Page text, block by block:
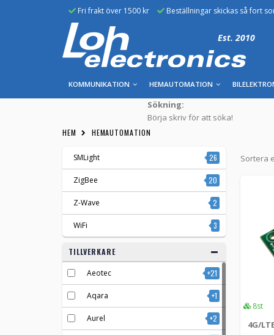
Fri frakt över 1500 kr Beställningar skickas så fort
Est. 2010
KOMMUNIKATION HEMAUTOMATION
Sökning:
Börja skriv för att söka!
HEM HEMAUTOMATION
Sortera
8st
4G/
SMLight 26
ZigBee 20
Z-Wave 2
WiFi 3
TILLVERKARE
Aeotec +21
Aqara +1
Aurel +2